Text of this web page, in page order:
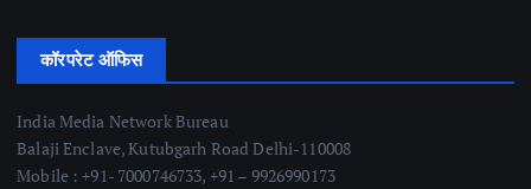
कॉरपरेट ऑफिस
India Media Network Bureau
Balaji Enclave, Kutubgarh Road Delhi-110008
Mobile : +91- 7000746733, +91 – 9926990173